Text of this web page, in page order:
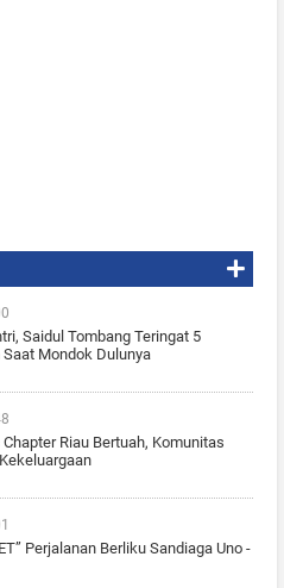
Saidul Tombang Teringat 5
Mondok Dulunya
Riau Bertuah, Komunitas
Perjalanan Berliku Sandiaga Uno -